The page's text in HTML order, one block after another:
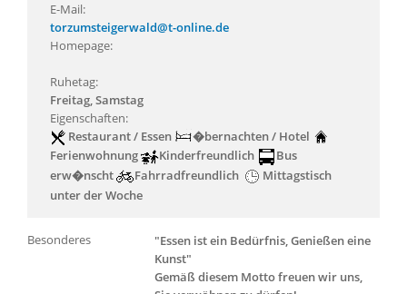
E-Mail:
torzumsteigerwald@t-online.de
Homepage:
Ruhetag:
Freitag, Samstag
Eigenschaften:
Restaurant / Essen
�bernachten / Hotel
Ferienwohnung
Kinderfreundlich
Bus
erw�nscht
Fahrradfreundlich
Mittagstisch
unter der Woche
Besonderes
"Essen ist ein Bedürfnis, Genießen eine
Kunst"
Gemäß diesem Motto freuen wir uns,